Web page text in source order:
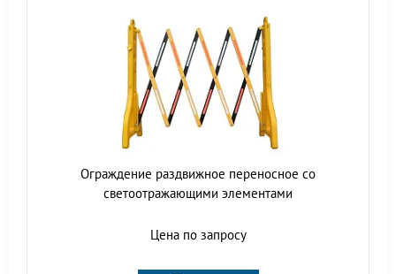
Ограждение раздвижное переносное со
светоотражающими элементами
Цена по запросу